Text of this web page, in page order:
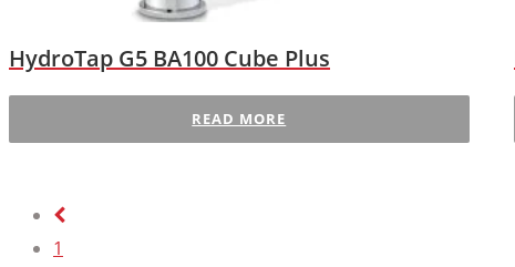
HydroTap G5 BA100 Cube Plus
READ MORE
1